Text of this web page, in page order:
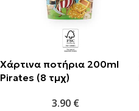
Χάρτινα ποτήρια 200ml
Pirates (8 τμχ)
3.90 €